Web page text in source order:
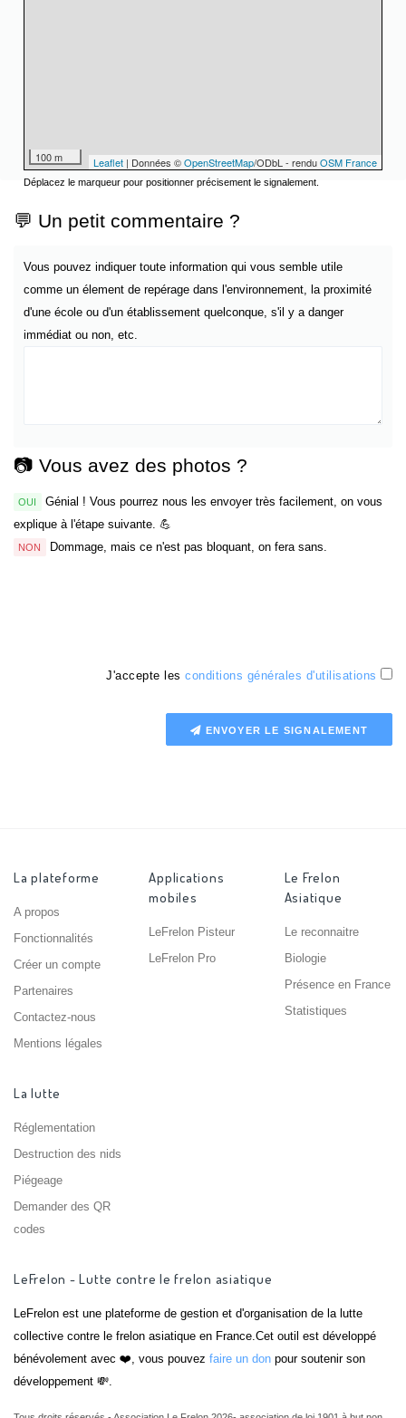
100 m Leaflet | Données ©OpenStreetMap/ODbL - renduOSM France
Déplacez le marqueur pour positionner précisement le signalement.
💬 Un petit commentaire ?
Vous pouvez indiquer toute information qui vous semble utile
comme un élement de repérage dans l'environnement, la proximité
d'une école ou d'un établissement quelconque, s'il y a danger
immédiat ou non, etc.
📷 Vous avez des photos ?
OUI
Génial ! Vous pourrez nous les envoyer très facilement, on vous
explique à l'étape suivante. 💪
NON Dommage, mais ce n'est pas bloquant, on fera sans.
J'accepte les conditions générales d'utilisations
ENVOYER LE SIGNALEMENT
La plateforme
A propos
Fonctionnalités
Créer un compte
Partenaires
Contactez-nous
Mentions légales
Applications
mobiles
LeFrelon Pisteur
LeFrelon Pro
Le Frelon
Asiatique
Le reconnaitre
Biologie
Présence en France
Statistiques
La lutte
Réglementation
Destruction des nids
Piégeage
Demander des QR
codes
LeFrelon - Lutte contre le frelon asiatique
LeFrelon est une plateforme de gestion et d'organisation de la lutte
collective contre le frelon asiatique en France.Cet outil est développé
bénévolement avec ❤️, vous pouvez faire un don pour soutenir son
développement 💸.